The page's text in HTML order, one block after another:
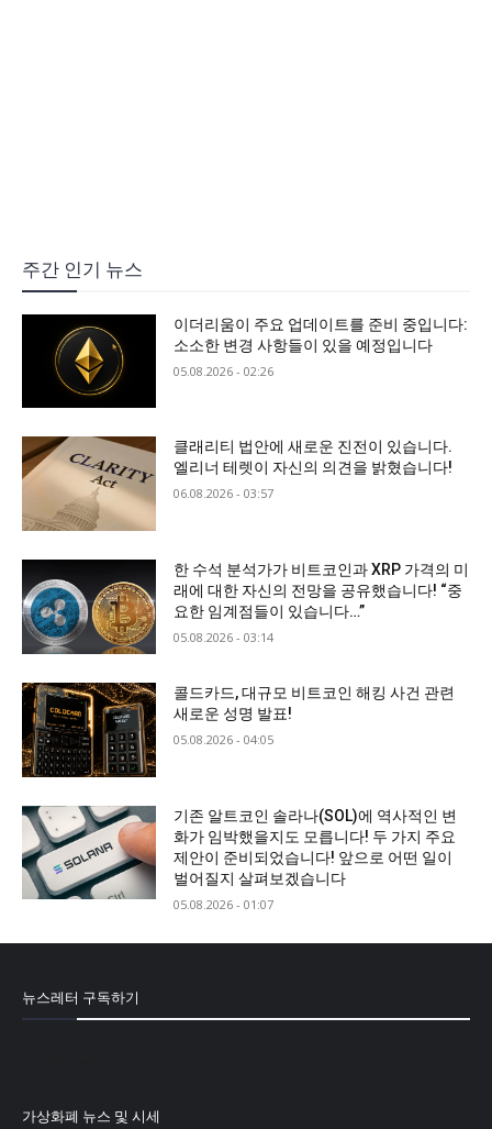
주간 인기 뉴스
이더리움이 주요 업데이트를 준비 중입니다:
소소한 변경 사항들이 있을 예정입니다
05.08.2026 - 02:26
클래리티 법안에 새로운 진전이 있습니다.
엘리너 테렛이 자신의 의견을 밝혔습니다!
06.08.2026 - 03:57
한 수석 분석가가 비트코인과 XRP 가격의 미
래에 대한 자신의 전망을 공유했습니다! “중
요한 임계점들이 있습니다…”
05.08.2026 - 03:14
콜드카드, 대규모 비트코인 해킹 사건 관련
새로운 성명 발표!
05.08.2026 - 04:05
기존 알트코인 솔라나(SOL)에 역사적인 변
화가 임박했을지도 모릅니다! 두 가지 주요
제안이 준비되었습니다! 앞으로 어떤 일이
벌어질지 살펴보겠습니다
05.08.2026 - 01:07
뉴스레터 구독하기
가상화폐 뉴스 및 시세